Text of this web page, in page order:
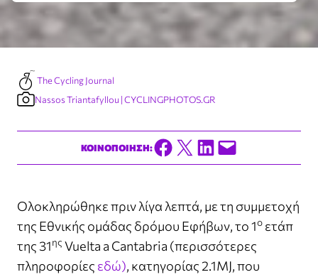
The Cycling Journal
Nassos Triantafyllou | CYCLINGPHOTOS.GR
ΚΟΙΝΟΠΟΙΗΣΗ:Share on Facebook Share on X Share on LinkedIn Email this Page
Ολοκληρώθηκε πριν λίγα λεπτά, με τη συμμετοχή
της Εθνικής ομάδας δρόμου Εφήβων, το 1ο ετάπ
της 31ης Vuelta a Cantabria (περισσότερες
πληροφορίες εδώ), κατηγορίας 2.1MJ, που